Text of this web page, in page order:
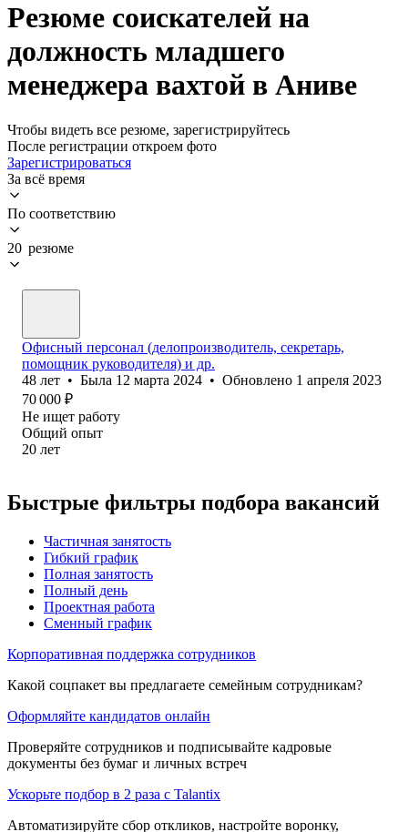
Резюме соискателей на
должность младшего
менеджера вахтой в Аниве
Чтобы видеть все резюме, зарегистрируйтесь
После регистрации откроем фото
Зарегистрироваться
За всё время
По соответствию
20 резюме
Офисный персонал (делопроизводитель, секретарь,
помощник руководителя) и др.
48 лет • Была 12 марта 2024 • Обновлено 1 апреля 2023
70 000 ₽
Не ищет работу
Общий опыт
20 лет
Быстрые фильтры подбора вакансий
Частичная занятость
Гибкий график
Полная занятость
Полный день
Проектная работа
Сменный график
Корпоративная поддержка сотрудников
Какой соцпакет вы предлагаете семейным сотрудникам?
Оформляйте кандидатов онлайн
Проверяйте сотрудников и подписывайте кадровые
документы без бумаг и личных встреч
Ускорьте подбор в 2 раза с Talantix
Автоматизируйте сбор откликов, настройте воронку,